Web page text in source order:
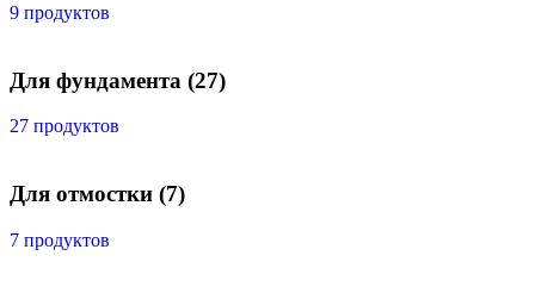
9 продуктов
Для фундамента (27)
27 продуктов
Для отмостки (7)
7 продуктов